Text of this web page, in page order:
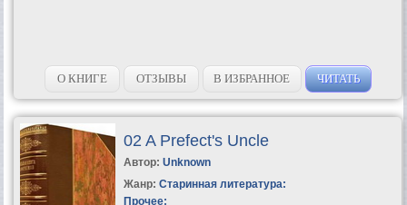
О КНИГЕ ОТЗЫВЫ В ИЗБРАННОЕ ЧИТАТЬ
02 A Prefect's Uncle
Автор: Unknown
Жанр: Старинная литература:
Прочее;